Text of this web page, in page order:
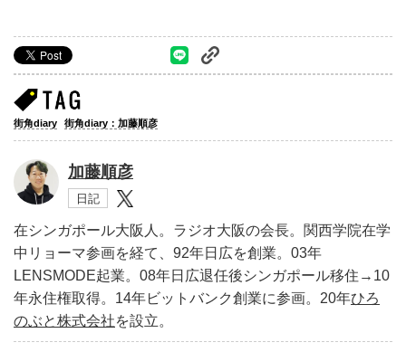
街角diary 街角diary：加藤順彦
加藤順彦
日記
在シンガポール大阪人。ラジオ大阪の会長。関西学院在学
中リョーマ参画を経て、92年日広を創業。03年
LENSMODE起業。08年日広退任後シンガポール移住→10
年永住権取得。14年ビットバンク創業に参画。20年ひろ
のぶと株式会社を設立。